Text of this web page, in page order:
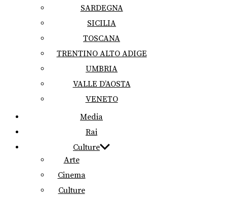
SARDEGNA
SICILIA
TOSCANA
TRENTINO ALTO ADIGE
UMBRIA
VALLE D’AOSTA
VENETO
Media
Rai
Culture
Arte
Cinema
Culture